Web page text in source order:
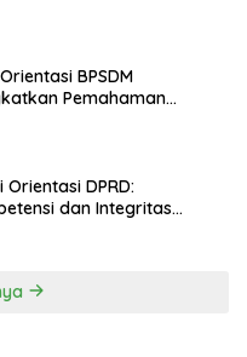
BPSDM
Pemahaman
DPRD:
dan Integritas